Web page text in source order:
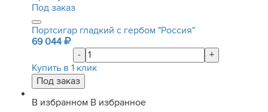
Под заказ
Портсигар гладкий с гербом "Россия"
69 044
-
+
Купить в 1 клик
В избранном В избранное